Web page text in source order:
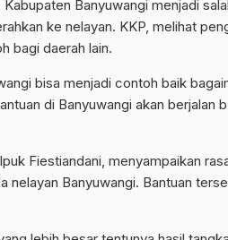
Banyuwangi menjadi
ke nelayan. KKP, melihat
bagi daerah lain.
bisa menjadi contoh baik
di Banyuwangi akan berjalan
Fiestiandani, menyampaikan
nelayan Banyuwangi. Bantuan